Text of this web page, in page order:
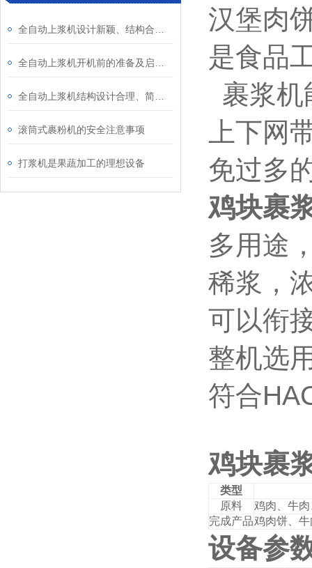
滚筒式裹粉机的安全注意事项
打浆机是果蔬加工的理想设备
汉堡肉
是食品
裹浆机
上下网
免过多
鸡块裹
多用途
稀浆，
可以衔
整机选
符合
鸡块裹
类型
原料
鸡肉、牛
完成产品鸡肉饼、
设备参